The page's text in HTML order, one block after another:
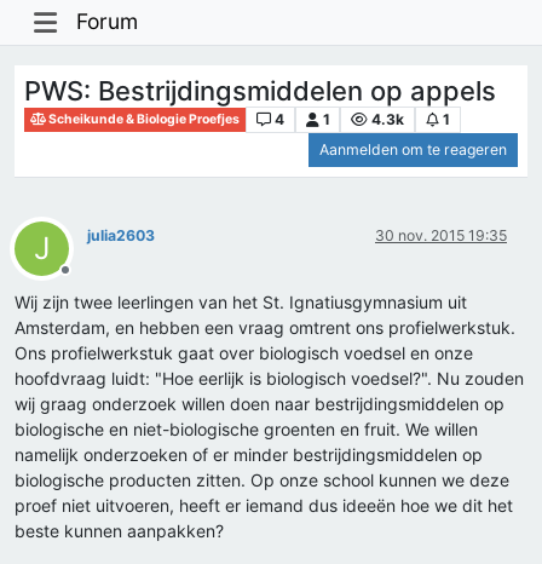
Forum
PWS: Bestrijdingsmiddelen op appels
Scheikunde & Biologie Proefjes 4 1 4.3k
1
Aanmelden om te reageren
J
Offline
julia2603 30 nov. 2015 19:35
Wij zijn twee leerlingen van het St. Ignatiusgymnasium uit
Amsterdam, en hebben een vraag omtrent ons profielwerkstuk.
Ons profielwerkstuk gaat over biologisch voedsel en onze
hoofdvraag luidt: "Hoe eerlijk is biologisch voedsel?". Nu zouden
wij graag onderzoek willen doen naar bestrijdingsmiddelen op
biologische en niet-biologische groenten en fruit. We willen
namelijk onderzoeken of er minder bestrijdingsmiddelen op
biologische producten zitten. Op onze school kunnen we deze
proef niet uitvoeren, heeft er iemand dus ideeën hoe we dit het
beste kunnen aanpakken?